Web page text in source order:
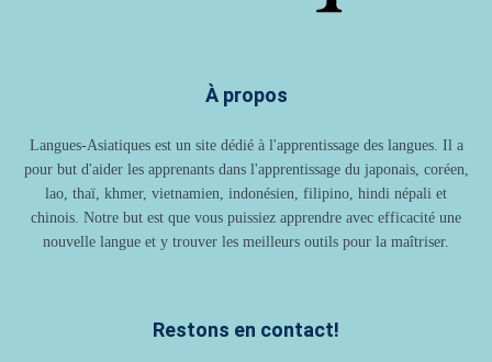
À propos
Langues-Asiatiques est un site dédié à l'apprentissage des langues. Il a
pour but d'aider les apprenants dans l'apprentissage du japonais, coréen,
lao, thaï, khmer, vietnamien, indonésien, filipino, hindi népali et
chinois. Notre but est que vous puissiez apprendre avec efficacité une
nouvelle langue et y trouver les meilleurs outils pour la maîtriser.
Restons en contact!